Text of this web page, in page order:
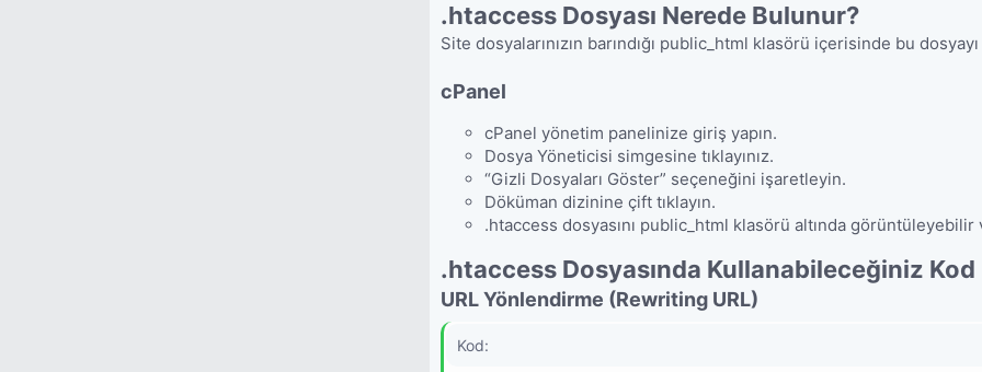
.htaccess Dosyası Nerede Bulunur?
Site dosyalarınızın barındığı public_html klasörü içerisinde bu
cPanel
cPanel yönetim panelinize giriş yapın.
Dosya Yöneticisi simgesine tıklayınız.
“Gizli Dosyaları Göster” seçeneğini işaretleyin.
Döküman dizinine çift tıklayın.
.htaccess dosyasını public_html klasörü altında
.htaccess Dosyasında Kullanabileceğiniz
URL Yönlendirme (Rewriting URL)
Kod: